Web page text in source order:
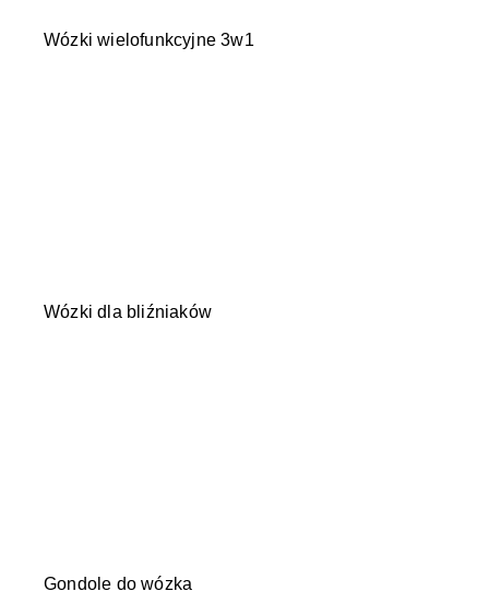
Wózki wielofunkcyjne 3w1
Wózki dla bliźniaków
Gondole do wózka